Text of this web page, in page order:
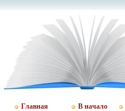
Главная В начало